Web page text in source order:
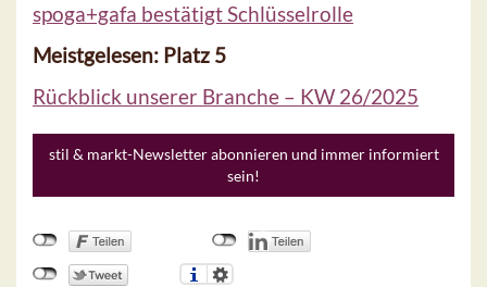
spoga+gafa bestätigt Schlüsselrolle
Meistgelesen: Platz 5
Rückblick unserer Branche – KW 26/2025
stil & markt-Newsletter abonnieren und immer informiert
sein!